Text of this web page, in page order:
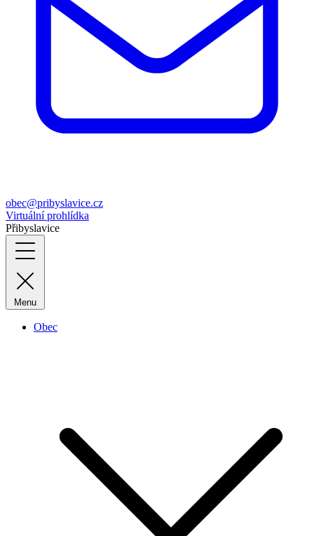
obec@pribyslavice.cz
Virtuální prohlídka
Přibyslavice
Menu
Obec